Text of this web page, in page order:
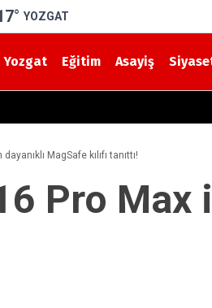
° YOZGAT
Yozgat Eğitim Asayiş
MagSafe kılıfı tanıttı!
Pro Max